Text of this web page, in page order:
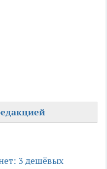
3 дешёвых